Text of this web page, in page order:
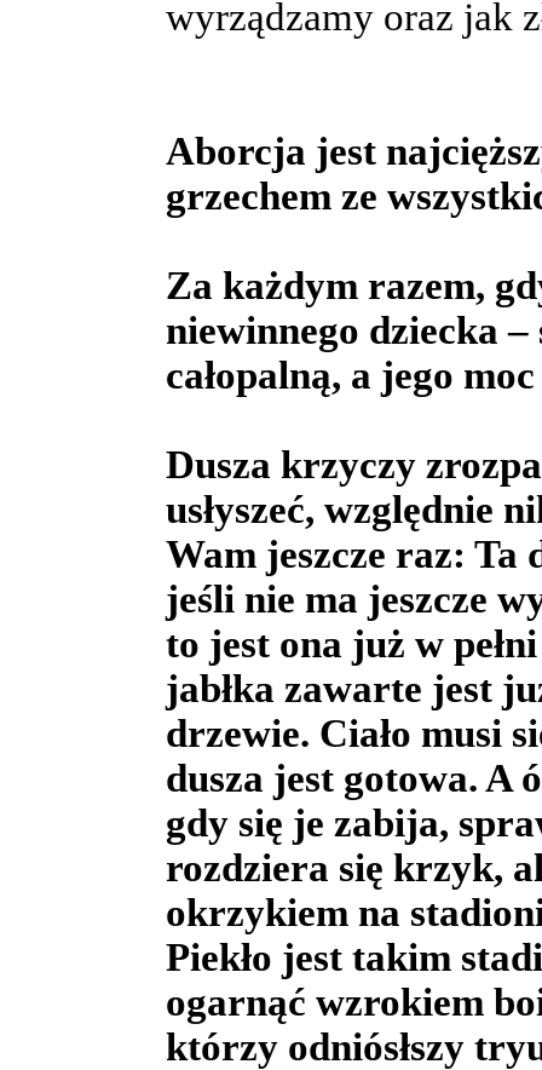
wyrządzamy oraz jak
Aborcja jest
grzechem ze
Za każdym razem,
niewinnego dziecka
całopalną, a jego
Dusza krzyczy
usłyszeć, względnie
Wam jeszcze raz: Ta
jeśli nie ma jeszcze
to jest ona już w
jabłka zawarte jest
drzewie. Ciało musi
dusza jest gotowa. A
gdy się je zabija,
rozdziera się krzyk,
okrzykiem na
Piekło jest takim
ogarnąć wzrokiem
którzy odniósłszy